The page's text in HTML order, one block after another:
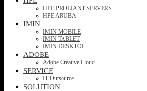
HPE PROLIANT SERVERS
HPE ARUBA
IMIN
IMIN MOBILE
IMIN TABLET
IMIN DESKTOP
ADOBE
Adobe Creative Cloud
SERVICE
IT Outsource
SOLUTION